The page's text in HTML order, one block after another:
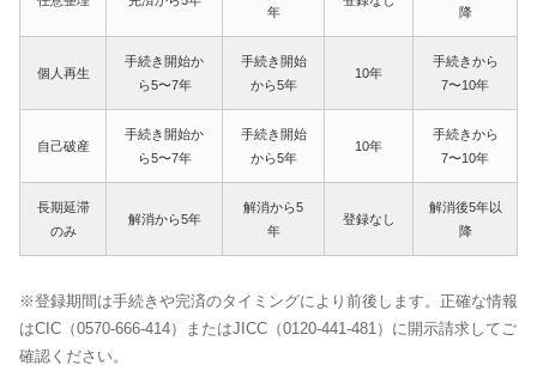
年
降
個人再生
手続き開始か
ら5〜7年
手続き開始
から5年
10年
手続きから
7〜10年
自己破産
手続き開始か
ら5〜7年
手続き開始
から5年
10年
手続きから
7〜10年
長期延滞
のみ
解消から5年
解消から5
年
登録なし
解消後5年以
降
※登録期間は手続きや完済のタイミングにより前後します。正確な情報
はCIC（0570-666-414）またはJICC（0120-441-481）に開示請求してご
確認ください。